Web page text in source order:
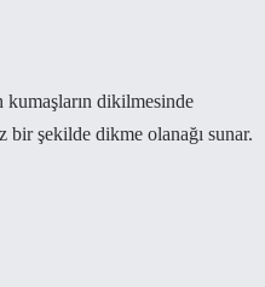
dikilmesinde
bir şekilde dikme olanağı sunar.